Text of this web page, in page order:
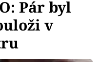
Pár byl
v